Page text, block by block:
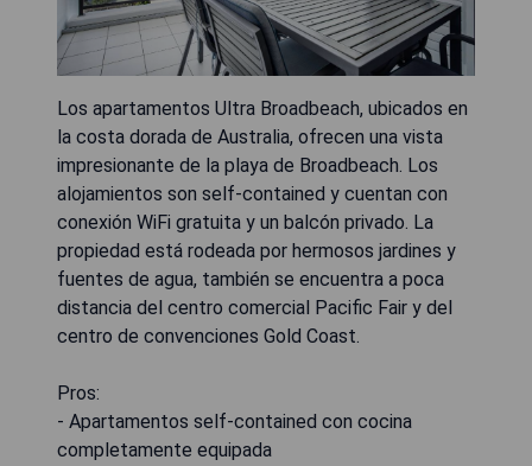
Los apartamentos Ultra Broadbeach, ubicados en
la costa dorada de Australia, ofrecen una vista
impresionante de la playa de Broadbeach. Los
alojamientos son self-contained y cuentan con
conexión WiFi gratuita y un balcón privado. La
propiedad está rodeada por hermosos jardines y
fuentes de agua, también se encuentra a poca
distancia del centro comercial Pacific Fair y del
centro de convenciones Gold Coast.
Pros:
- Apartamentos self-contained con cocina
completamente equipada